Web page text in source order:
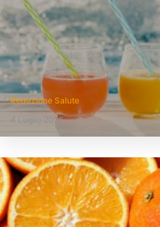
Redazione Salute
4 Luglio 2025